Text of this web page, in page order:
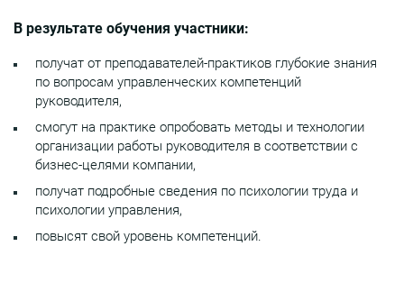
В результате обучения участники:
получат от преподавателей-практиков глубокие знания
по вопросам управленческих компетенций
руководителя,
смогут на практике опробовать методы и технологии
организации работы руководителя в соответствии с
бизнес-целями компании,
получат подробные сведения по психологии труда и
психологии управления,
повысят свой уровень компетенций.